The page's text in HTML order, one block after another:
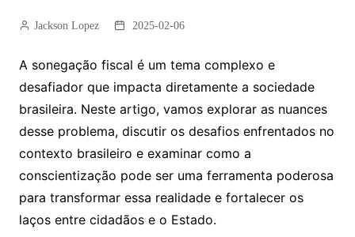
Jackson Lopez 2025-02-06
A sonegação fiscal é um tema complexo e
desafiador que impacta diretamente a sociedade
brasileira. Neste artigo, vamos explorar as nuances
desse problema, discutir os desafios enfrentados no
contexto brasileiro e examinar como a
conscientização pode ser uma ferramenta poderosa
para transformar essa realidade e fortalecer os
laços entre cidadãos e o Estado.